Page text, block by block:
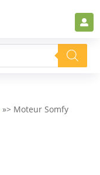

»> Moteur Somfy